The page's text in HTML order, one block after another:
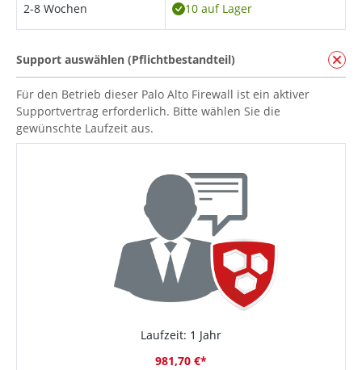
2-8 Wochen 10 auf Lager
Support auswählen (Pflichtbestandteil)
Für den Betrieb dieser Palo Alto Firewall ist ein aktiver
Supportvertrag erforderlich. Bitte wählen Sie die
gewünschte Laufzeit aus.
Laufzeit: 1 Jahr
981,70 €*